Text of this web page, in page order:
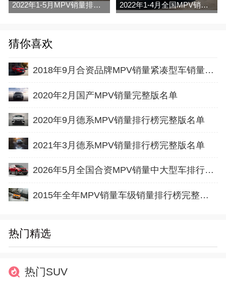
2022年1-5月MPV销量排行榜 2022年1-4月全国MPV销量排行榜完整版
猜你喜欢
2018年9月合资品牌MPV销量紧凑型车销量排行榜完整版名单
2020年2月国产MPV销量完整版名单
2020年9月德系MPV销量排行榜完整版名单
2021年3月德系MPV销量排行榜完整版名单
2026年5月全国合资MPV销量中大型车排行榜完整版(出口量
2015年全年MPV销量车级销量排行榜完整版名单
热门精选
热门SUV